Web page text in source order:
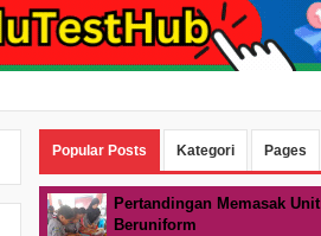
Popular Posts Kategori Pages
Pertandingan Memasak Unit
Beruniform